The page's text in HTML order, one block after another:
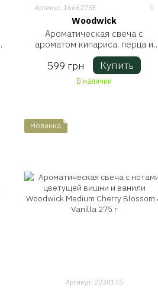
Артикул: 1666278E 5
Woodwick
Ароматическая свеча с
ароматом кипариса, перца и
лимона Woodwick Mini Lavender &
Cedar
599 грн Купить
В наличии
Новинка
Артикул: 2238135